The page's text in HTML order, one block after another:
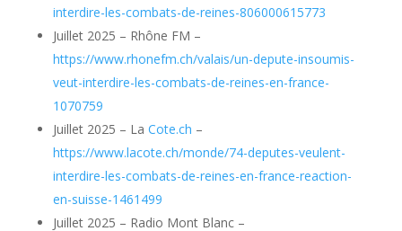
interdire-les-combats-de-reines-806000615773
Juillet 2025 – Rhône FM –
https://www.rhonefm.ch/valais/un-depute-insoumis-
veut-interdire-les-combats-de-reines-en-france-
1070759
Juillet 2025 – La Cote.ch –
https://www.lacote.ch/monde/74-deputes-veulent-
interdire-les-combats-de-reines-en-france-reaction-
en-suisse-1461499
Juillet 2025 – Radio Mont Blanc –